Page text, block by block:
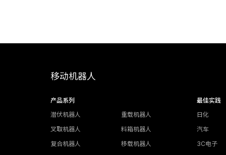
移动机器人
产品系列
潜伏机器人
重载机器人
叉取机器人
料箱机器人
复合机器人
移载机器人
最佳实践
日化
汽车
3C电子